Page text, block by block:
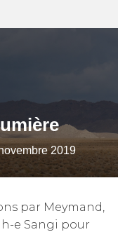
2019
par Meymand,
e Sangi pour